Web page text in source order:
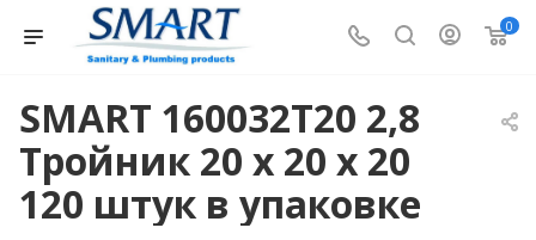
0
SMART 160032T20 2,8
Тройник 20 х 20 х 20
120 штук в упаковке